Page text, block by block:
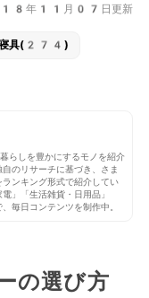
年11月07日更新
寝具(274)
らしを豊かにするモノを紹介
のリサーチに基づき、さま
ンキング形式で紹介してい
」「生活雑貨・日用品」
毎日コンテンツを制作中。
の選び方